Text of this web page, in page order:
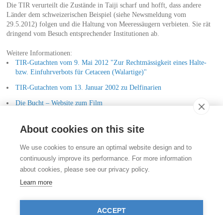
Die TIR verurteilt die Zustände in Taiji scharf und hofft, dass andere
Länder dem schweizerischen Beispiel (siehe Newsmeldung vom
29.5.2012) folgen und die Haltung von Meeressäugern verbieten. Sie rät
dringend vom Besuch entsprechender Institutionen ab.
Weitere Informationen:
TIR-Gutachten vom 9. Mai 2012 "Zur Rechtmässigkeit eines Halte-
bzw. Einfuhrverbots für Cetaceen (Walartige)"
TIR-Gutachten vom 13. Januar 2002 zu Delfinarien
Die Bucht – Website zum Film
Stiftung für das Tier im Recht (TIR)
Rigistrasse 9
CH - 8006 Zürich
info@tierimrecht.org
Ihre Spende kann von den Steuern abgezogen werden.
IBAN: CH17 0900 0000 8770 0700 7, PostFinance CHF
About cookies on this site
We use cookies to ensure an optimal website design and to
continuously improve its performance. For more information
about cookies, please see our privacy policy.
Learn more
ACCEPT